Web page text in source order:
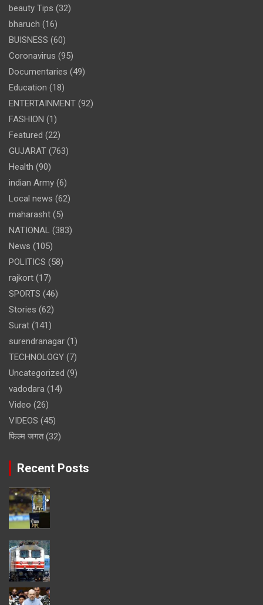
beauty Tips (32)
bharuch (16)
BUISNESS (60)
Coronavirus (95)
Documentaries (49)
Education (18)
ENTERTAINMENT (92)
FASHION (1)
Featured (22)
GUJARAT (763)
Health (90)
indian Army (6)
Local news (62)
maharasht (5)
NATIONAL (383)
News (105)
POLITICS (58)
rajkort (17)
SPORTS (46)
Stories (62)
Surat (141)
surendranagar (1)
TECHNOLOGY (7)
Uncategorized (9)
vadodara (14)
Video (26)
VIDEOS (45)
फिल्म जगत(32)
Recent Posts